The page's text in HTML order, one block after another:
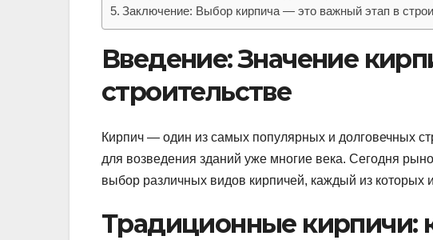
Заключение: Выбор кирпича — это важный этап в
Введение: Значение
строительстве
Кирпич — один из самых популярных и долговечных
для возведения зданий уже многие века. Сегодня
выбор различных видов кирпичей, каждый из которых
Традиционные кирпичи: